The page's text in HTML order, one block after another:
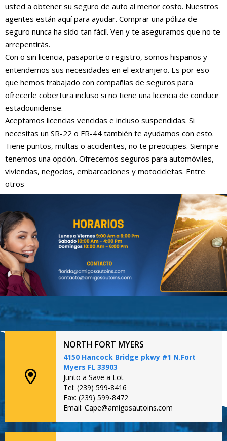
usted a obtener su seguro de auto al menor costo. Nuestros
agentes están aquí para ayudar. Comprar una póliza de
seguro nunca ha sido tan fácil. Ven y te aseguramos que no te
arrepentirás.
Con o sin licencia, pasaporte o registro, somos hispanos y
entendemos sus necesidades en el extranjero. Es por eso
que hemos trabajado con compañías de seguros para
ofrecerle cobertura incluso si no tiene una licencia de conducir
estadounidense.
Aceptamos licencias vencidas e incluso suspendidas. Si
necesitas un SR-22 o FR-44 también te ayudamos con esto.
Tiene puntos, multas o accidentes, no te preocupes. Siempre
tenemos una opción. Ofrecemos seguros para automóviles,
viviendas, negocios, embarcaciones y motocicletas. Entre
otros
NORTH FORT MYERS
4150 Hancock Bridge pkwy #1 N.Fort
Myers FL 33903
Junto a Save a Lot
Tel: (239) 599-8416
Fax: (239) 599-8472
Email: Cape@amigosautoins.com